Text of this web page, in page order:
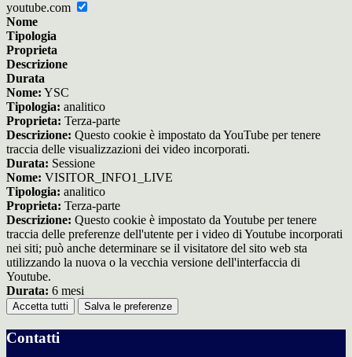
youtube.com
Nome
Tipologia
Proprieta
Descrizione
Durata
Nome: YSC
Tipologia: analitico
Proprieta: Terza-parte
Descrizione: Questo cookie è impostato da YouTube per tenere
traccia delle visualizzazioni dei video incorporati.
Durata: Sessione
Nome: VISITOR_INFO1_LIVE
Tipologia: analitico
Proprieta: Terza-parte
Descrizione: Questo cookie è impostato da Youtube per tenere
traccia delle preferenze dell'utente per i video di Youtube incorporati
nei siti; può anche determinare se il visitatore del sito web sta
utilizzando la nuova o la vecchia versione dell'interfaccia di
Youtube.
Durata: 6 mesi
Accetta tutti Salva le preferenze
Contatti